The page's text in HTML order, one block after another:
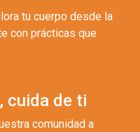
cuida de ti
comunidad a
tu cuerpo desde la
con prácticas que